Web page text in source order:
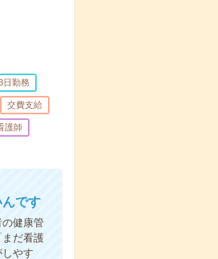
日勤務
交費支給
護師
です
健康管
だ看護
やす